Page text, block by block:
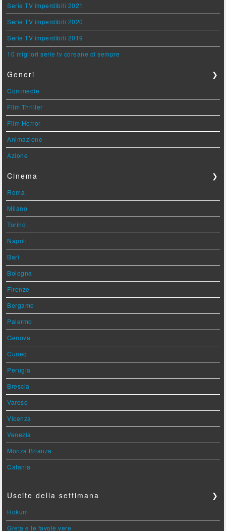
Serie TV imperdibili 2021
Serie TV imperdibili 2020
Serie TV imperdibili 2019
10 migliori serie tv coreane di sempre
Generi ❯
Commedie
Film Thriller
Film Horror
Animazione
Azione
Cinema ❯
Roma
Milano
Torino
Napoli
Bari
Bologna
Firenze
Bergamo
Palermo
Genova
Cuneo
Perugia
Brescia
Varese
Vicenza
Venezia
Monza Brianza
Catania
Uscite della settimana ❯
Hokum
Greta e le favole vere